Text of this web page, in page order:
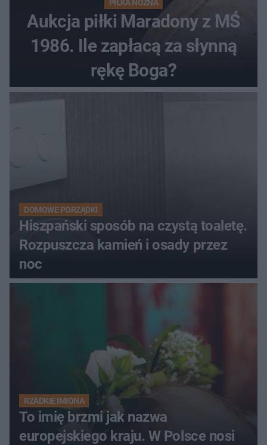
PIŁKA NOŻNA
Aukcja piłki Maradony z MŚ
1986. Ile zapłacą za słynną
rękę Boga?
DOMOWE PORZĄDKI
Hiszpański sposób na czystą toaletę.
Rozpuszcza kamień i osady przez
noc
RZADKIE IMIONA
To imię brzmi jak nazwa
europejskiego kraju. W Polsce nosi